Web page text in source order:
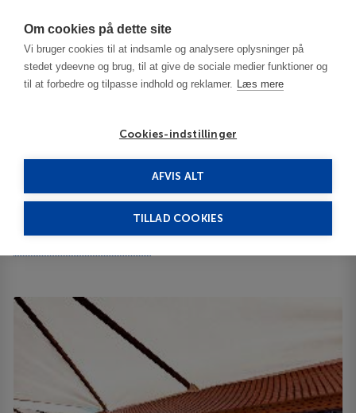
Om cookies på dette site
Vi bruger cookies til at indsamle og analysere oplysninger på
stedet ydeevne og brug, til at give de sociale medier funktioner og
til at forbedre og tilpasse indhold og reklamer. Læs mere
Cookies-indstillinger
AFVIS ALT
TILLAD COOKIES
Lucky Bansko 5*****
Lucky Bansko